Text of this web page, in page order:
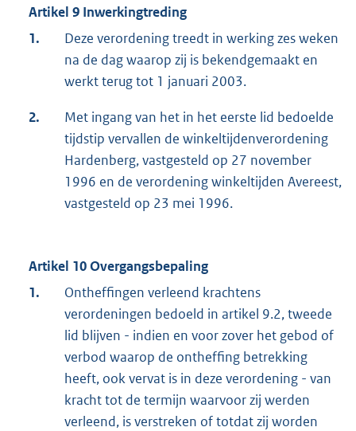
Artikel 9 Inwerkingtreding
1.
Deze verordening treedt in werking zes weken
na de dag waarop zij is bekendgemaakt en
werkt terug tot 1 januari 2003.
2.
Met ingang van het in het eerste lid bedoelde
tijdstip vervallen de winkeltijdenverordening
Hardenberg, vastgesteld op 27 november
1996 en de verordening winkeltijden Avereest,
vastgesteld op 23 mei 1996.
Artikel 10 Overgangsbepaling
1.
Ontheffingen verleend krachtens
verordeningen bedoeld in artikel 9.2, tweede
lid blijven - indien en voor zover het gebod of
verbod waarop de ontheffing betrekking
heeft, ook vervat is in deze verordening - van
kracht tot de termijn waarvoor zij werden
verleend, is verstreken of totdat zij worden